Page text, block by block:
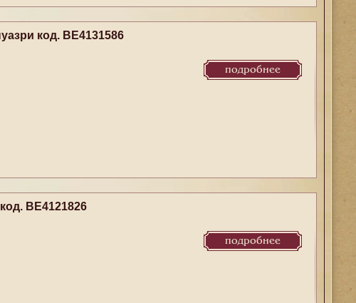
код. BE4131586
подробнее
BE4121826
подробнее